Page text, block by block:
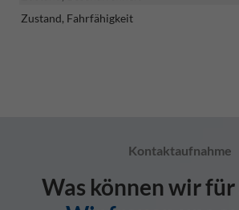
Zustand, Fahrfähigkeit
Kontaktaufnahme
Was können wir für